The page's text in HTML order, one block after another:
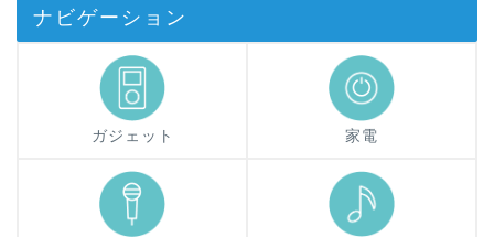
ナビゲーション
ガジェット 家電